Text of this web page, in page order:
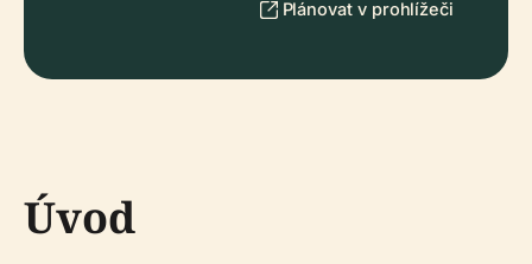
Plánovat v prohlížeči
Úvod